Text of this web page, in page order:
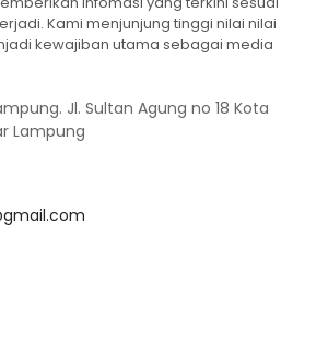
Kami menjunjung tinggi nilai nilai
kewajiban utama sebagai media
Jl. Sultan Agung no 18 Kota
Lampung